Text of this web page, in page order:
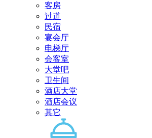
客房
过道
民宿
宴会厅
电梯厅
会客室
大堂吧
卫生间
酒店大堂
酒店会议
其它